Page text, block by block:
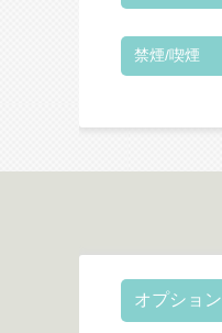
禁煙/喫煙
オプション